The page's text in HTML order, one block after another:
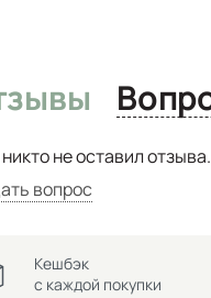
не оставил отзыва.
вопрос
Кешбэк
с каждой покупки